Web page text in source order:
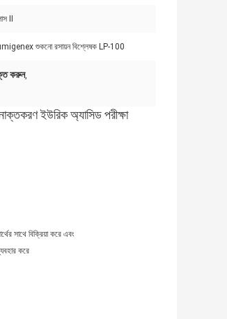
II
শুকনো রসায়ন বিশ্লেষক LP-100
করুন,
ইউরিক অ্যাসিড পরীক্ষা
সাথে বিক্রিয়া করে এবং
করে